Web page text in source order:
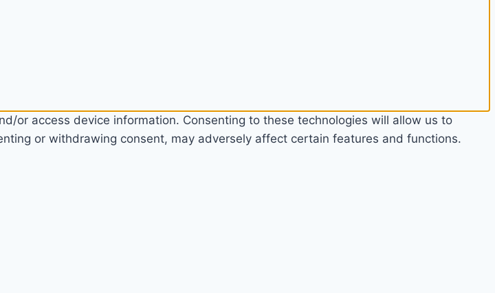
or access device information. Consenting to these technologies will allow us to
or withdrawing consent, may adversely affect certain features and functions.